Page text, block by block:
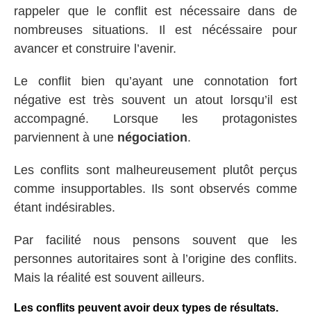
rappeler que le conflit est nécessaire dans de
nombreuses situations. Il est nécéssaire pour
avancer et construire l’avenir.
Le conflit bien qu’ayant une connotation fort
négative est très souvent un atout lorsqu’il est
accompagné. Lorsque les protagonistes
parviennent à une négociation.
Les conflits sont malheureusement plutôt perçus
comme insupportables. Ils sont observés comme
étant indésirables.
Par facilité nous pensons souvent que les
personnes autoritaires sont à l’origine des conflits.
Mais la réalité est souvent ailleurs.
Les conflits peuvent avoir deux types de résultats.